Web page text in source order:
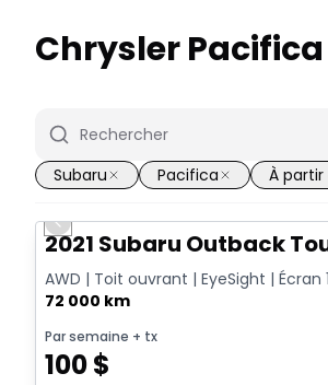
Chrysler
Subaru Pacifica À partir
Previous slide
2021 Subaru Outback
AWD | Toit ouvrant | EyeSight |
72 000 km
Par semaine + tx
100$